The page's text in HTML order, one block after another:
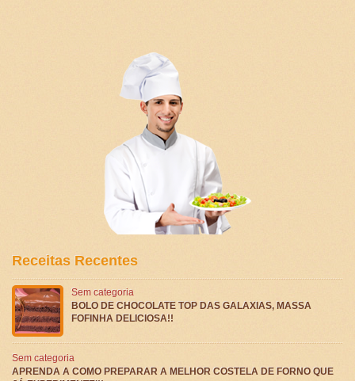
Receitas Recentes
Sem categoria
BOLO DE CHOCOLATE TOP DAS GALAXIAS, MASSA
FOFINHA DELICIOSA!!
Sem categoria
APRENDA A COMO PREPARAR A MELHOR COSTELA DE FORNO QUE